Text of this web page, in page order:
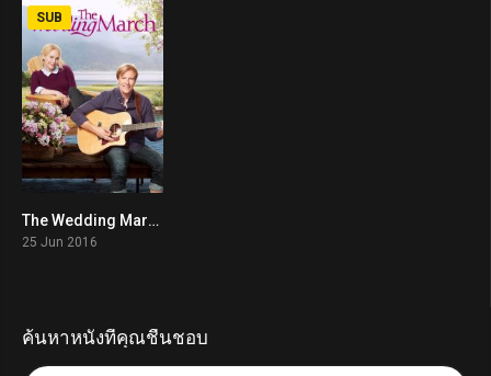
6.3
SUB
The Wedding March (2016)
25 Jun 2016
ค้นหาหนังที่คุณชื่นชอบ